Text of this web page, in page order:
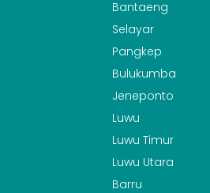
Bantaeng
Selayar
Pangkep
Bulukumba
Jeneponto
Luwu
Luwu Timur
Luwu Utara
Barru